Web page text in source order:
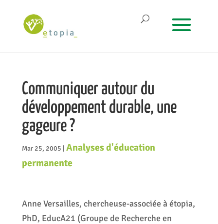
Communiquer autour du
développement durable, une
gageure ?
Mar 25, 2005
Analyses d'éducation
permanente
Anne Versailles, chercheuse-associée à étopia,
PhD, EducA21 (Groupe de Recherche en